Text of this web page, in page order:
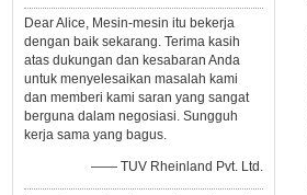
Dear Alice, Mesin-mesin itu bekerja
dengan baik sekarang. Terima kasih
atas dukungan dan kesabaran Anda
untuk menyelesaikan masalah kami
dan memberi kami saran yang sangat
berguna dalam negosiasi. Sungguh
kerja sama yang bagus.
—— TUV Rheinland Pvt. Ltd.